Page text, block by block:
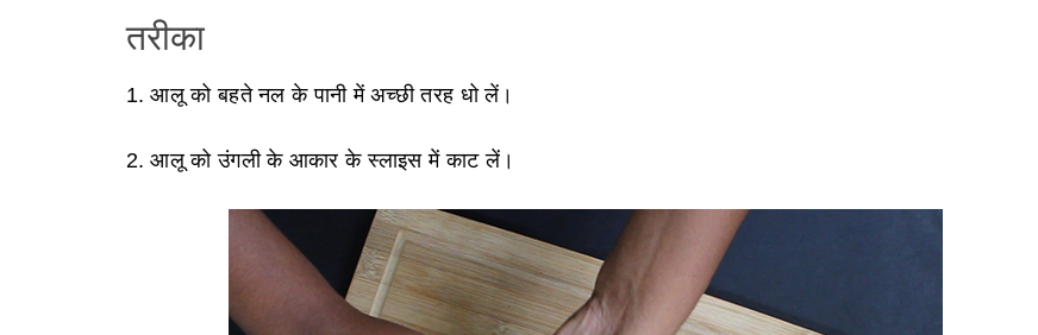
तरीका
1. आलू को बहते नल के पानी में अच्छी तरह धो लें।
2. आलू को उंगली के आकार के स्लाइस में काट लें।